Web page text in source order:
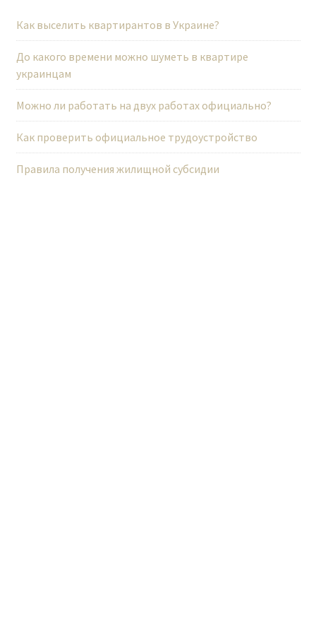
п
и
с
я
м
Как выселить квартирантов в Украине?
До какого времени можно шуметь в квартире
украинцам
Можно ли работать на двух работах официально?
Как проверить официальное трудоустройство
Правила получения жилищной субсидии